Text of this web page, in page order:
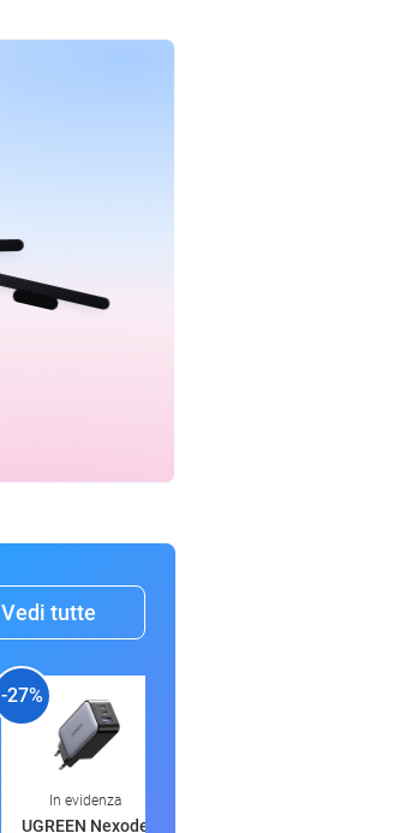
Vedi tutte
-27%
In evidenza
UGREEN Nexode